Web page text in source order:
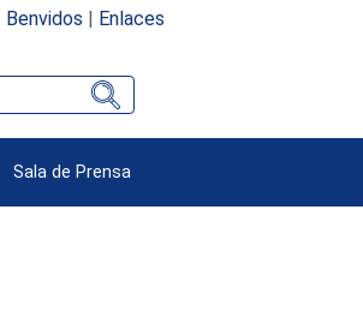
Benvidos | Enlaces
Sala de Prensa